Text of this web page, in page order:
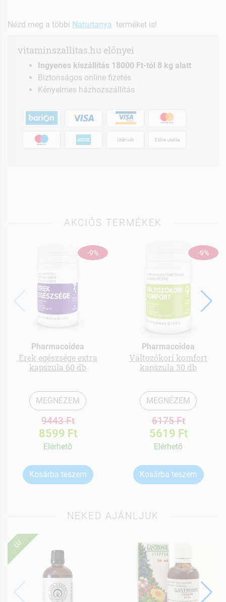
Nézd meg a többi Naturtanya terméket is!
vitaminszallitas.hu előnyei
Ingyenes kiszállítás 18000 Ft-tól 8 kg alatt
Biztonságos online fizetés
Kényelmes házhozszállítás
Utánvét Előre utalás
AKCIÓS TERMÉKEK
-9%
Pharmacoidea
Erek egészsége extra
kapszula 60 db
MEGNÉZEM
9443 Ft
8599 Ft
Elérhetõ
Kosárba teszem
-9%
Pharmacoidea
Változókori komfort
kapszula 30 db
MEGNÉZEM
6175 Ft
5619 Ft
Elérhetõ
Kosárba teszem
NEKED AJÁNLJUK
ÚJ